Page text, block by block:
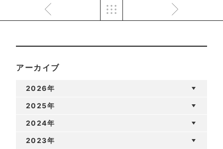
アーカイブ
2026年
2025年
2024年
2023年